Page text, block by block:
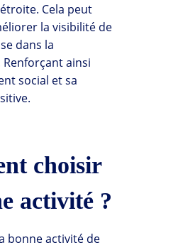
Cela peut
la visibilité de
dans la
ainsi
social et sa
choisir
activité ?
bonne activité de